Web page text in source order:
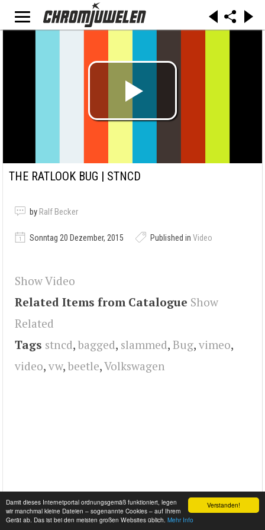
Verstanden!
Damit dieses Internetportal ordnungsgemäß funktioniert, legen
wir manchmal kleine Dateien – sogenannte Cookies – auf Ihrem
Gerät ab. Das ist bei den meisten großen Websites üblich. Mehr Info
THE RATLOOK BUG | STNCD
by Ralf Becker
Sonntag 20 Dezember, 2015 Published in Video
Show Video
Related Items from Catalogue Show
Related
Tags stncd, bagged, slammed, Bug, vimeo,
video, vw, beetle,Volkswagen